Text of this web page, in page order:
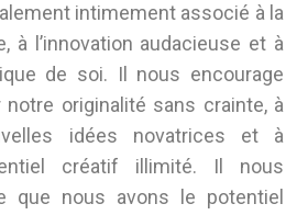
intimement associé à la
à l’innovation audacieuse et à
de soi. Il nous encourage
originalité sans crainte, à
idées novatrices et à
créatif illimité. Il nous
que nous avons le potentiel